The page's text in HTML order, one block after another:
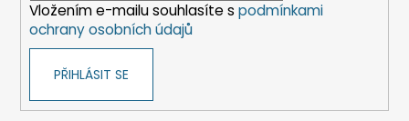
Vložením e-mailu souhlasíte s podmínkami
ochrany osobních údajů
PŘIHLÁSIT SE